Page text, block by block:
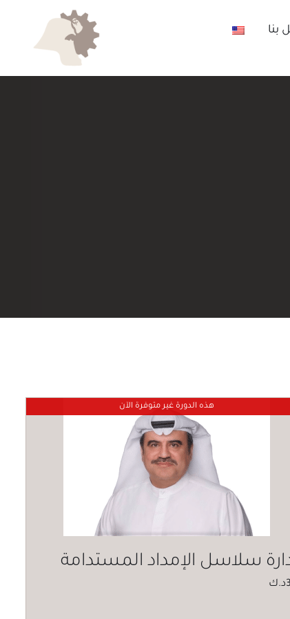
بنا
هذه الدورة غير متوفرة الآن
سلاسل الإمداد المستدامة
د.ك